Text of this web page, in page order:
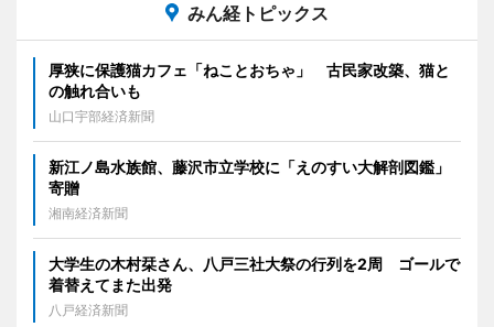
みん経トピックス
厚狭に保護猫カフェ「ねことおちゃ」 古民家改築、猫と
の触れ合いも
山口宇部経済新聞
新江ノ島水族館、藤沢市立学校に「えのすい大解剖図鑑」
寄贈
湘南経済新聞
大学生の木村栞さん、八戸三社大祭の行列を2周 ゴールで
着替えてまた出発
八戸経済新聞